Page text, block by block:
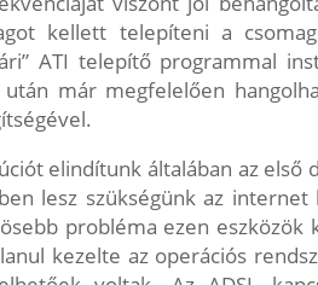
kellett telepíteni a
ATI telepítő programmal
már megfelelően
elindítunk általában az első
lesz szükségünk az internet
probléma ezen eszközök
kezelte az operációs